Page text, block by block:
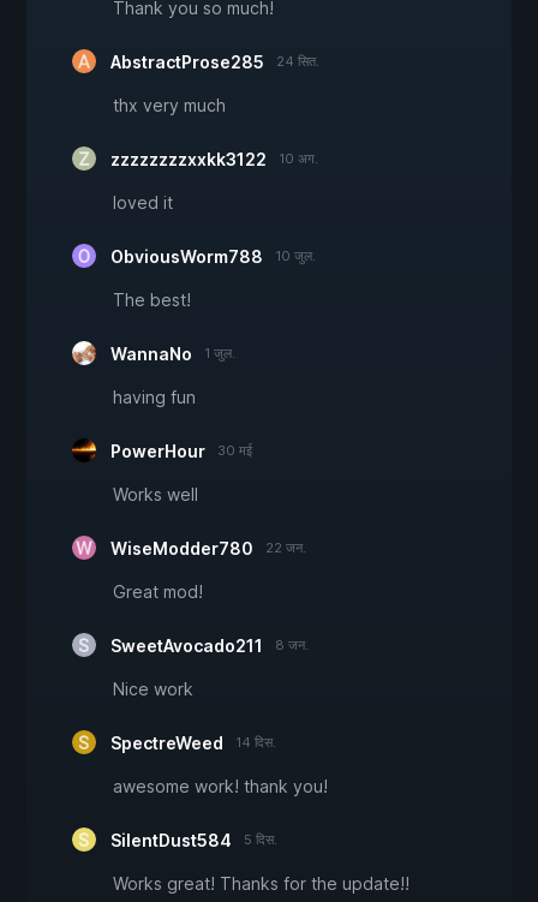
Thank you so much!
AbstractProse285 24 सित.
thx very much
zzzzzzzzxxkk3122 10 अग.
loved it
ObviousWorm788 10 जुल.
The best!
WannaNo 1 जुल.
having fun
PowerHour 30 मई
Works well
WiseModder780 22 जन.
Great mod!
SweetAvocado211 8 जन.
Nice work
SpectreWeed 14 दिस.
awesome work! thank you!
SilentDust584 5 दिस.
Works great! Thanks for the update!!